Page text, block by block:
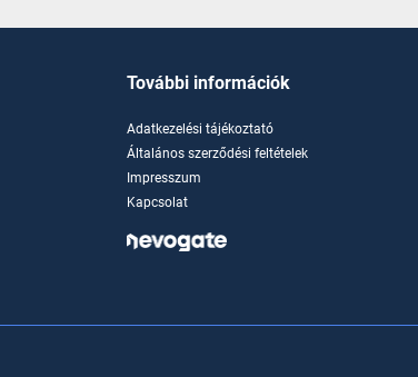
További információk
Adatkezelési tájékoztató
Általános szerződési feltételek
Impresszum
Kapcsolat